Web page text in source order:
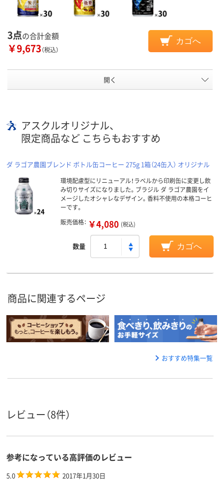
3点の合計金額
￥9,673（税込）
カゴへ
開く
アスクルオリジナル、
限定商品など こちらもおすすめ
ダ ラゴア農園ブレンド ボトル缶コーヒー 275g 1箱（24缶入） オリジナル
環境配慮型にリニューアル！ラベルから印刷缶に変更し飲
み切りサイズになりました。ブラジル ダ ラゴア農園をイ
メージしたオシャレなデザイン。香料不使用の本格コーヒ
ーです。
販売価格： ￥4,080 (税込)
数量 カゴへ
商品に関連するページ
おすすめ特集一覧
レビュー（8件）
参考になっている高評価のレビュー
5.0
2017年1月30日